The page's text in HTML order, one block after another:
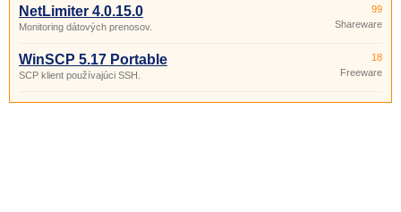
NetLimiter 4.0.15.0
Monitoring dátových prenosov.
99
Shareware
WinSCP 5.17 Portable
SCP klient používajúci SSH.
18
Freeware